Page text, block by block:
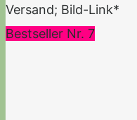
Versand; Bild-Link*
Bestseller Nr. 7